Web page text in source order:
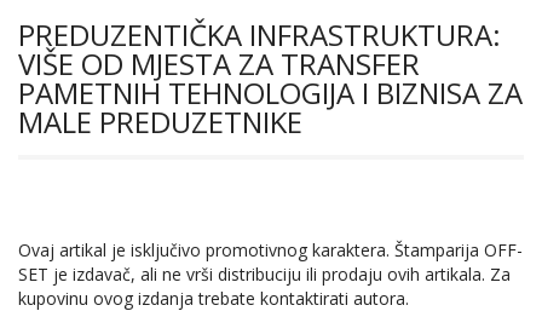
PREDUZENTIČKA INFRASTRUKTURA:
VIŠE OD MJESTA ZA TRANSFER
PAMETNIH TEHNOLOGIJA I BIZNISA ZA
MALE PREDUZETNIKE
Ovaj artikal je isključivo promotivnog karaktera. Štamparija OFF-
SET je izdavač, ali ne vrši distribuciju ili prodaju ovih artikala. Za
kupovinu ovog izdanja trebate kontaktirati autora.